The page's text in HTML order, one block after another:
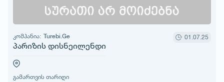
კომპანია: Turebi.Ge
პარიზის დისნეილენდი
01.07.25
გამართვის თარიღი